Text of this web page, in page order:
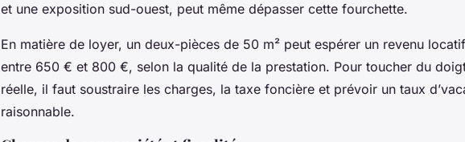
et une exposition sud-ouest, peut même dépasser cette fourchette.
En matière de loyer, un deux-pièces de 50 m² peut espérer un revenu
entre 650 € et 800 €, selon la qualité de la prestation. Pour toucher du
réelle, il faut soustraire les charges, la taxe foncière et prévoir un taux
raisonnable.